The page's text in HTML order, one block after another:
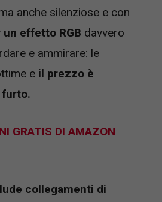
anche silenziose e con
un effetto RGB davvero
e ammirare: le
e il prezzo è
GRATIS DI AMAZON
collegamenti di